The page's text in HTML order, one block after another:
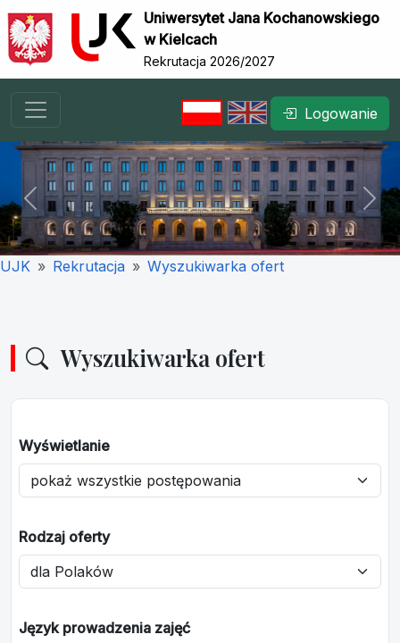
Uniwersytet Jana Kochanowskiego
w Kielcach
Rekrutacja 2026/2027
Logowanie
Previous Next
UJK Rekrutacja Wyszukiwarka ofert
Wyszukiwarka ofert
Wyświetlanie
Rodzaj oferty
Język prowadzenia zajęć